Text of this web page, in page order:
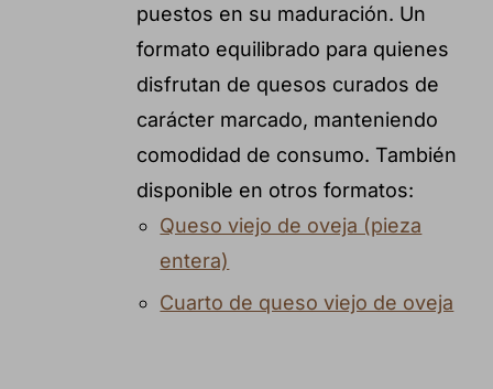
puestos en su maduración. Un
formato equilibrado para quienes
disfrutan de quesos curados de
carácter marcado, manteniendo
comodidad de consumo. También
disponible en otros formatos:
Queso viejo de oveja (pieza
entera)
Cuarto de queso viejo de oveja